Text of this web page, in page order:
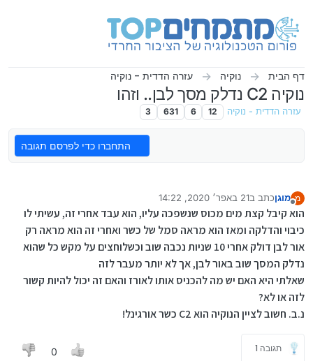
דף הבית נוקיה עזרה הדדית - נוקיה
נוקיה C2 נדלק מסך לבן.. וזהו
עזרה הדדית - נוקיה 12
6
631
3
התחברו כדי לפרסם תגובה
מ מוגןכתב ב21 באפר׳ 2020, 14:22
נערך לאחרונה על ידי מוגן
הוא קיבל קצת מים מכוס שנשפכה עליו, הוא עבד אחרי זה, עשיתי לו
כיבוי והדלקה ומאז הוא מראה סמל של כשר ואחרי זה הוא מראה רק
אור לבן דולק אחרי 10 שניות נכבה שוב וכשלוחצים על מקש כל שהוא
נדלק המסך שוב באור לבן, אך לא יותר מעבר לזה
שאלתי היא האם יש מה להכניס אותו לאורז והאם זה יכול להיות קשור
לזה או לא?
נ.ב. חשוב לציין הנוקיה הוא C2 כשר אורגינל!
תגובה 1 0